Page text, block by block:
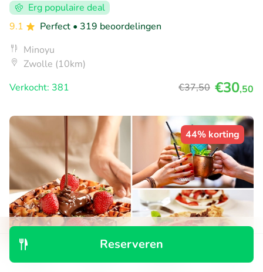
Reserveren
Erg populaire deal
9.1
Perfect • 319 beoordelingen
Minoyu
Zwolle (10km)
Verkocht: 381
€37,50 €30,50
44% korting